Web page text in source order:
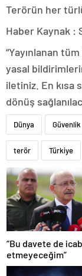
Terörün her
Haber Kaynak :
“Yayınlanan
yasal
iletiniz. En
dönüş
Dünya Güvenlik
terör Türkiye
“Bu davete de
etmeyeceğim”